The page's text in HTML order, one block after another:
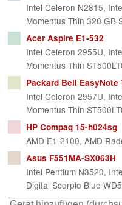
Intel Celeron N2815,
Momentus Thin 320 GB
Acer Aspire E1-532
Intel Celeron 2955U,
Momentus Thin
Packard Bell EasyNote
Intel Celeron 2957U,
Momentus Thin
HP Compaq 15-h024sg
AMD E1-2100, AMD
Asus F551MA-SX063H
Intel Pentium N3520,
Digital Scorpio Blue